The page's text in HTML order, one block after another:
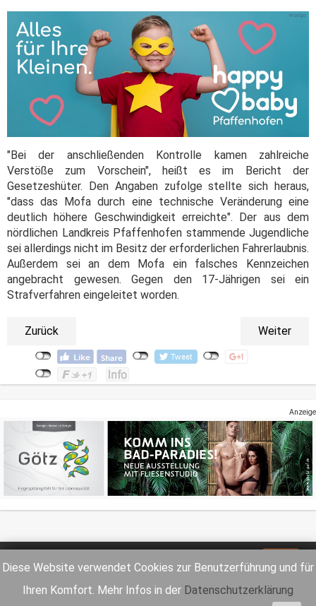
Diese Website verwendet Cookies zur Benutzerführung und für
Ihren Komfort. Mehr Infos in der Datenschutzerklärung
"Bei der anschließenden Kontrolle kamen zahlreiche
Verstöße zum Vorschein", heißt es im Bericht der
Gesetzeshüter. Den Angaben zufolge stellte sich heraus,
"dass das Mofa durch eine technische Veränderung eine
deutlich höhere Geschwindigkeit erreichte". Der aus dem
nördlichen Landkreis Pfaffenhofen stammende Jugendliche
sei allerdings nicht im Besitz der erforderlichen Fahrerlaubnis.
Außerdem sei an dem Mofa ein falsches Kennzeichen
angebracht gewesen. Gegen den 17-Jährigen sei ein
Strafverfahren eingeleitet worden.
Zurück Weiter
Anzeige